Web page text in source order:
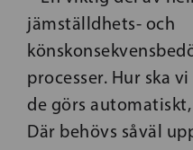
jämställdhets- och
processer. Hur ska
de görs
Där behövs såväl